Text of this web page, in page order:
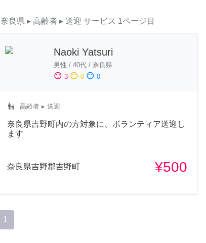
奈良県 ▸ 高齢者 ▸ 送迎 サービス 1ページ目
Naoki Yatsuri
男性 / 40代 / 奈良県
sentiment_satisfied 3 sentiment_neutral 0 sentiment_dissatisfied 0
escalator_warning 高齢者 ▸ 送迎
奈良県吉野町内の方対象に、ボランティア送迎し
ます
奈良県吉野郡吉野町 ¥500
1